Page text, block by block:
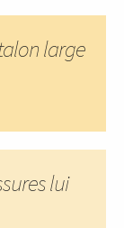
large
lui